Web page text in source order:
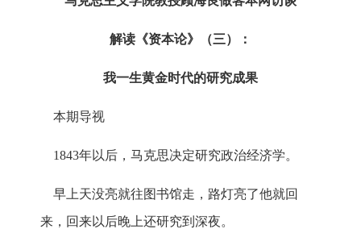
解读《资本论》（三）：
我一生黄金时代的研究成果
本期导视
1843年以后，马克思决定研究政治经济学。
早上天没亮就往图书馆走，路灯亮了他就回
来，回来以后晚上还研究到深夜。